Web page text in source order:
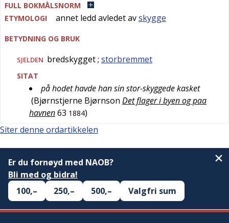
FULL BOKMÅLSNORM
ETYMOLOGI
annet ledd avledet avskygge
BETYDNING OG BRUK
SJELDEN bredskygget; storbremmet
SITAT
på hodet havde han sin stor-skyggede kasket
(Bjørnstjerne Bjørnson Det flager i byen og paa
havnen63 1884)
Siter denne ordartikkelen
Er du fornøyd med NAOB?
Bli med og bidra!
100,–
250,– 500,– Valgfri sum